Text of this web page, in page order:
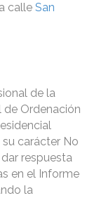
calle San
de la
de Ordenación
carácter No
respuesta
en el Informe
la